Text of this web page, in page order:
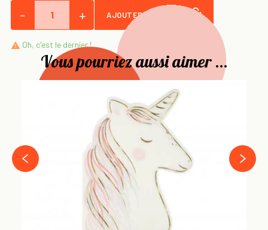
- + AJOUTER AU PANIER
 Oh, c'est le dernier !
Vous pourriez aussi aimer ...
‹
›